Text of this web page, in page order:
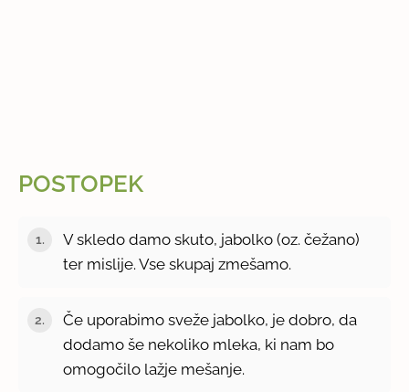
POSTOPEK
V skledo damo skuto, jabolko (oz. čežano)
ter mislije. Vse skupaj zmešamo.
Če uporabimo sveže jabolko, je dobro, da
dodamo še nekoliko mleka, ki nam bo
omogočilo lažje mešanje.